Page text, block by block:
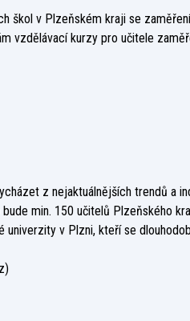
škol v Plzeňském kraji se
vzdělávací kurzy pro učitele
z nejaktuálnějších trendů a
min. 150 učitelů Plzeňského
v Plzni, kteří se
)